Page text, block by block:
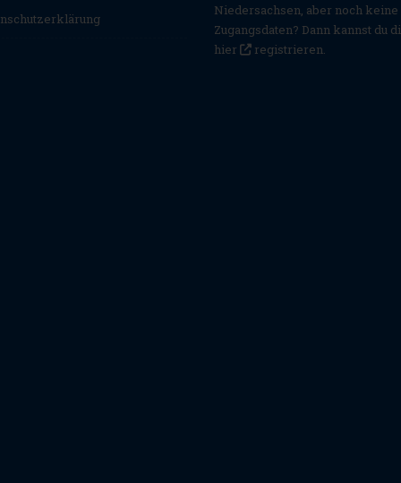
Niedersachsen, aber noch keine
Zugangsdaten? Dann kannst du
hier
registrieren.